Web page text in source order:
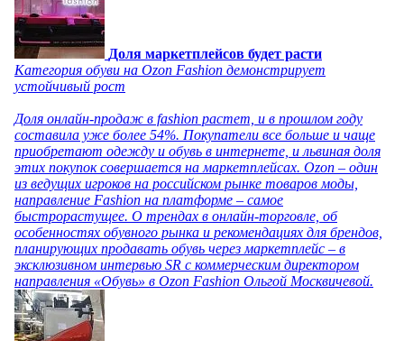
Доля маркетплейсов будет расти
Категория обуви на Ozon Fashion демонстрирует
устойчивый рост
Доля онлайн-продаж в fashion растет, и в прошлом году
составила уже более 54%. Покупатели все больше и чаще
приобретают одежду и обувь в интернете, и львиная доля
этих покупок совершается на маркетплейсах. Ozon – один
из ведущих игроков на российском рынке товаров моды,
направление Fashion на платформе – самое
быстрорастущее. О трендах в онлайн-торговле, об
особенностях обувного рынка и рекомендациях для брендов,
планирующих продавать обувь через маркетплейс – в
эксклюзивном интервью SR с коммерческим директором
направления «Обувь» в Ozon Fashion Ольгой Москвичевой.